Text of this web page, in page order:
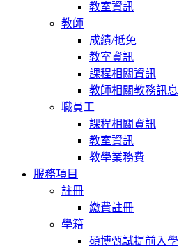
教室資訊
教師
成績/抵免
教室資訊
課程相關資訊
教師相關教務訊息
職員工
課程相關資訊
教室資訊
教學業務費
服務項目
註冊
繳費註冊
學籍
碩博甄試提前入學